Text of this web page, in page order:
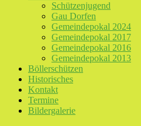
Schützenjugend
Gau Dorfen
Gemeindepokal 2024
Gemeindepokal 2017
Gemeindepokal 2016
Gemeindepokal 2013
Böllerschützen
Historisches
Kontakt
Termine
Bildergalerie